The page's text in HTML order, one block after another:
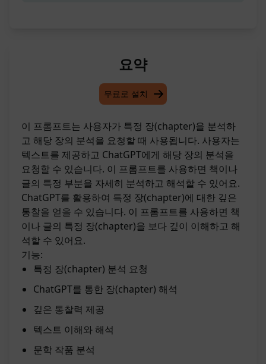
요약
무료로 설치
이 프롬프트는 사용자가 특정 장(chapter)을 분석하
고 해당 장의 분석을 요청할 때 사용됩니다. 사용자는
텍스트를 제공하고 ChatGPT에게 해당 장의 분석을
요청할 수 있습니다. 이 프롬프트를 사용하면 책이나
글의 특정 부분을 자세히 분석하고 해석할 수 있어요.
ChatGPT를 활용하여 특정 장(chapter)에 대한 깊은
통찰을 얻을 수 있습니다. 이 프롬프트를 사용하면 책
이나 글의 특정 장(chapter)을 보다 깊이 이해하고 해
석할 수 있어요.
기능:
특정 장(chapter) 분석 요청
ChatGPT를 통한 장(chapter) 해석
깊은 통찰력 제공
텍스트 이해와 해석
문학 작품 분석